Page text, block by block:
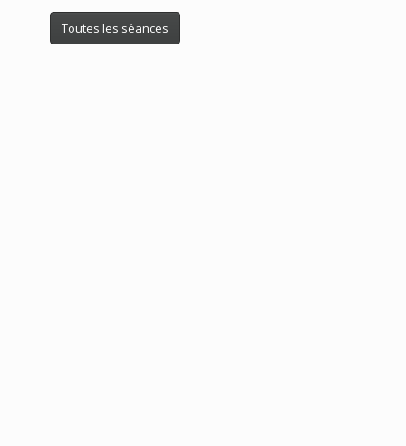
Toutes les séances